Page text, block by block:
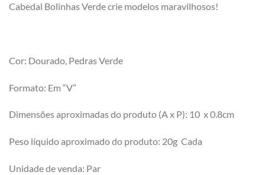
Cabedal Bolinhas Verde crie modelos maravilhosos!
Cor: Dourado, Pedras Verde
Formato: Em “V”
Dimensões aproximadas do produto (A x P): 10 x 0.8cm
Peso líquido aproximado do produto: 20g Cada
Unidade de venda: Par